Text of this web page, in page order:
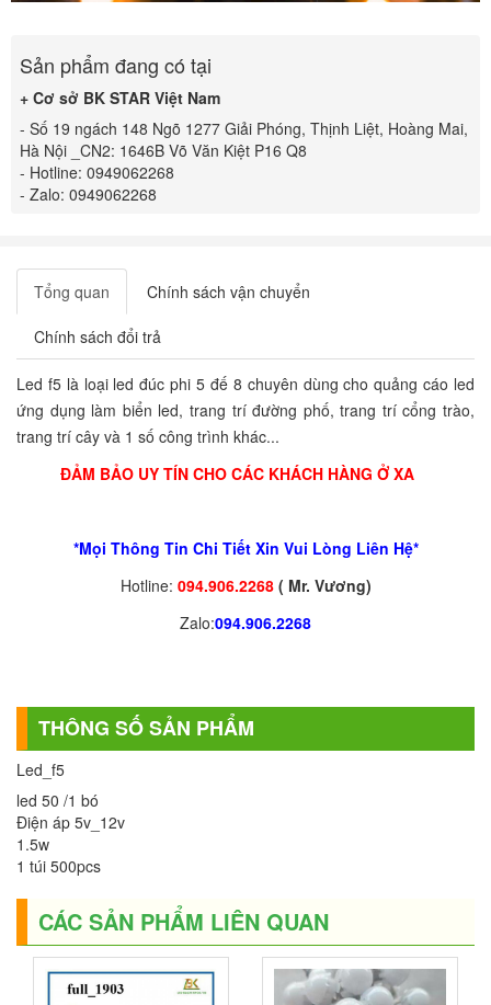
Sản phẩm đang có tại
+ Cơ sở BK STAR Việt Nam
- Số 19 ngách 148 Ngõ 1277 Giải Phóng, Thịnh Liệt, Hoàng Mai,
Hà Nội _CN2: 1646B Võ Văn Kiệt P16 Q8
- Hotline: 0949062268
- Zalo: 0949062268
Tổng quan Chính sách vận chuyển
Chính sách đổi trả
Led f5 là loại led đúc phi 5 đế 8 chuyên dùng cho quảng cáo led
ứng dụng làm biển led, trang trí đường phố, trang trí cổng trào,
trang trí cây và 1 số công trình khác...
ĐẢM BẢO UY TÍN CHO CÁC KHÁCH HÀNG Ở XA
*Mọi Thông Tin Chi Tiết Xin Vui Lòng Liên Hệ*
Hotline: 094.906.2268 ( Mr. Vương)
Zalo:094.906.2268
THÔNG SỐ SẢN PHẨM
Led_f5
led 50 /1 bó
Điện áp 5v_12v
1.5w
1 túi 500pcs
CÁC SẢN PHẨM LIÊN QUAN